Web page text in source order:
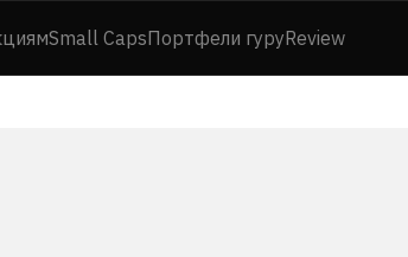
Small CapsПортфели гуруReview